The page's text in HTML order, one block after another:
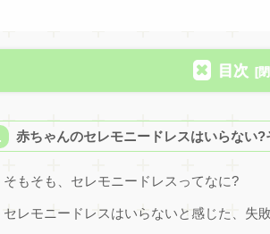
目次
赤ちゃんのセレモニードレスはいらない?
そもそも、セレモニードレスってなに?
セレモニードレスはいらないと感じた、失